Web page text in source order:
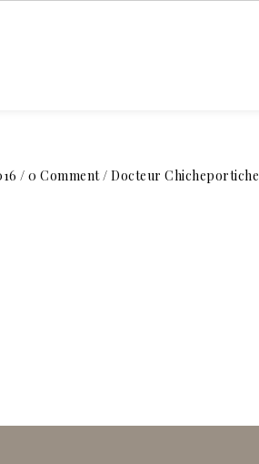
/ 0 Comment/ Docteur Chicheportiche